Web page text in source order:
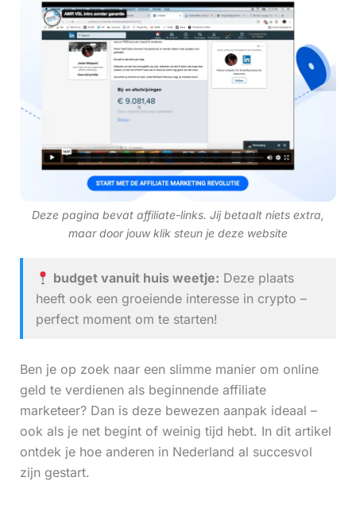
Deze pagina bevat affiliate-links. Jij betaalt niets extra,
maar door jouw klik steun je deze website
budget vanuit huis weetje: Deze plaats
heeft ook een groeiende interesse in crypto –
perfect moment om te starten!
Ben je op zoek naar een slimme manier om online
geld te verdienen als beginnende affiliate
marketeer? Dan is deze bewezen aanpak ideaal –
ook als je net begint of weinig tijd hebt. In dit artikel
ontdek je hoe anderen in Nederland al succesvol
zijn gestart.